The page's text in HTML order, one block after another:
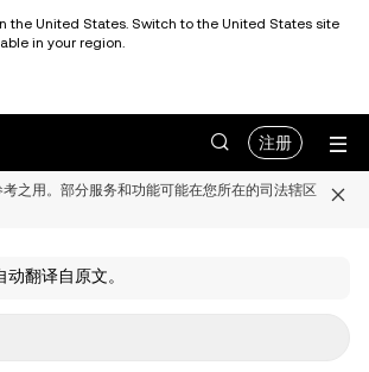
the United States. Switch to the United States site
in your region.
注册
之用。部分服务和功能可能在您所在的司法辖区
翻译自原文。